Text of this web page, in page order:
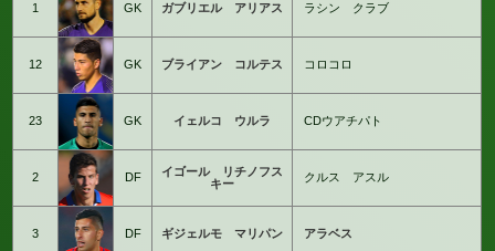
1 GK ガブリエル アリアス ラシン クラブ
12 GK ブライアン コルテス コロコロ
23 GK イェルコ ウルラ CDウアチパト
2 DF
イゴール リチノフス
キー
クルス アスル
3 DF ギジェルモ マリパン アラベス